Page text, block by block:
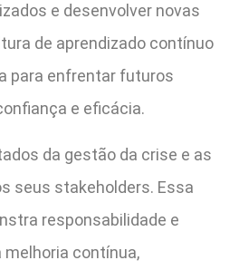
e desenvolver novas
de aprendizado contínuo
para enfrentar futuros
e eficácia.
da gestão da crise e as
seus stakeholders. Essa
responsabilidade e
contínua,